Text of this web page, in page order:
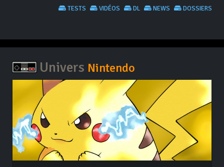
DOSSIERS
NEWS
DL
VIDÉOS
TESTS
Univers Nintendo